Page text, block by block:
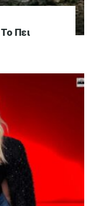
Πει